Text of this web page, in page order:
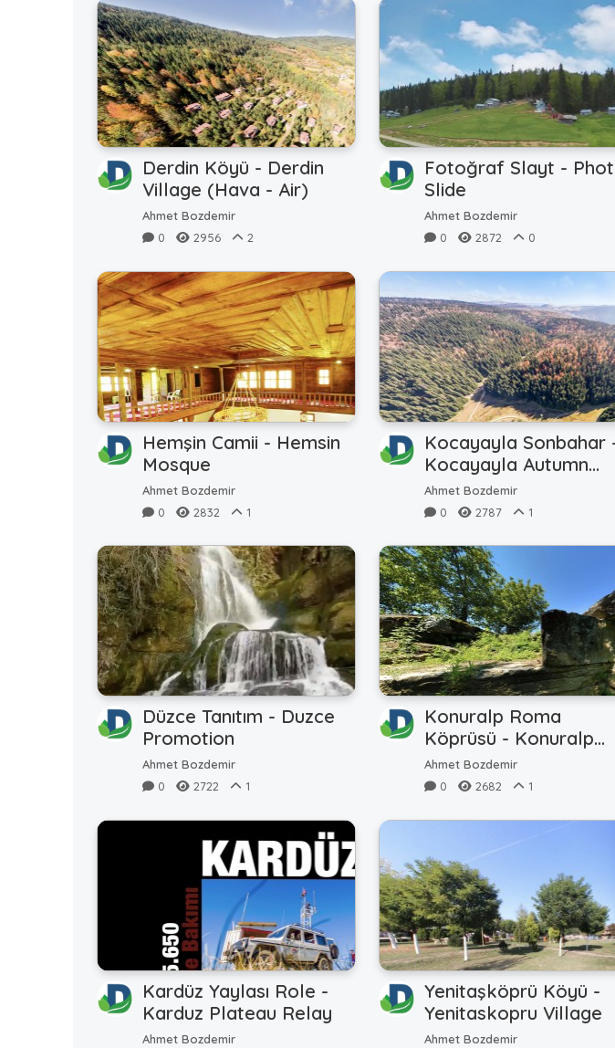
Derdin Köyü - Derdin
Village (Hava - Air)
Ahmet Bozdemir
0
2956 2
Fotoğraf Slayt -
Slide
Ahmet Bozdemir
0
2872 0
Hemşin Camii - Hemsin
Mosque
Ahmet Bozdemir
0
2832 1
Kocayayla Sonbahar
Kocayayla Autumn
(Hava - Air)
Ahmet Bozdemir
0
2787 1
Düzce Tanıtım - Duzce
Promotion
Ahmet Bozdemir
0
2722 1
Konuralp Roma
Köprüsü - Konuralp
Rome Bridge
Ahmet Bozdemir
0
2682 1
Kardüz Yaylası Role -
Karduz Plateau Relay
Ahmet Bozdemir
Yenitaşköprü Köyü -
Yenitaskopru Village
Ahmet Bozdemir